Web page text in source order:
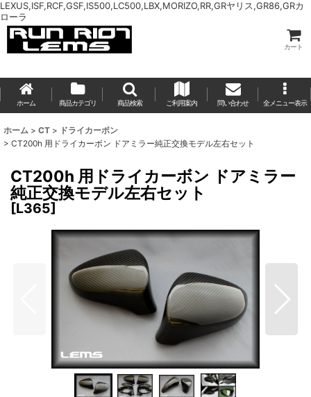
LEXUS,ISF,RCF,GSF,IS500,LC500,LBX,MORIZO,RR,GRヤリス,GR86,GRカ
ローラ
カート
ホーム 商品カテゴリ 商品検索 ご利用案内 問い合わせ 全メニュー表示
ホーム > CT > ドライカーボン
> CT200h 用ドライカーボン ドアミラー純正交換モデル左右セット
CT200h 用ドライカーボン ドアミラー
純正交換モデル左右セット
[L365]